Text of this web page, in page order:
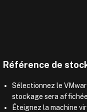
Référence de
Sélectionnez le
stockage sera
Éteignez la machine